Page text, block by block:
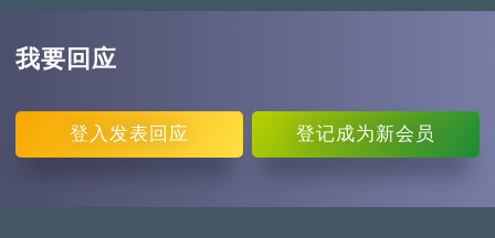
我要回应
登入 发表回应 登记成为新会员